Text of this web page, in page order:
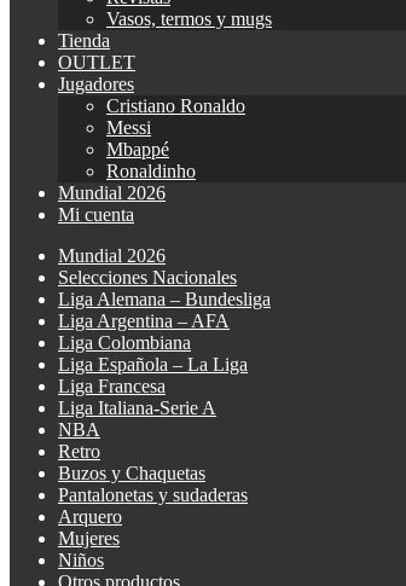
Vasos, termos y mugs
Tienda
OUTLET
Jugadores
Cristiano Ronaldo
Messi
Mbappé
Ronaldinho
Mundial 2026
Mi cuenta
Mundial 2026
Selecciones Nacionales
Liga Alemana – Bundesliga
Liga Argentina – AFA
Liga Colombiana
Liga Española – La Liga
Liga Francesa
Liga Italiana-Serie A
NBA
Retro
Buzos y Chaquetas
Pantalonetas y sudaderas
Arquero
Mujeres
Niños
Otros productos